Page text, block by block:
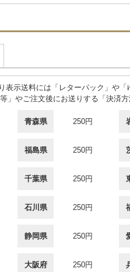
表示送料には「レターパック」や
」やご注文後にお送りする「決済
青森県 250円
福島県 250円
千葉県 250円
石川県 250円
静岡県 250円
大阪府 250円